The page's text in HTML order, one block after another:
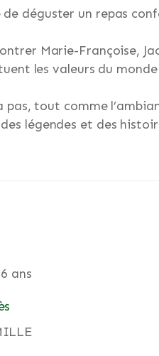
déguster un repas
Marie-Françoise,
les valeurs du
pas, tout comme
légendes et des
ans